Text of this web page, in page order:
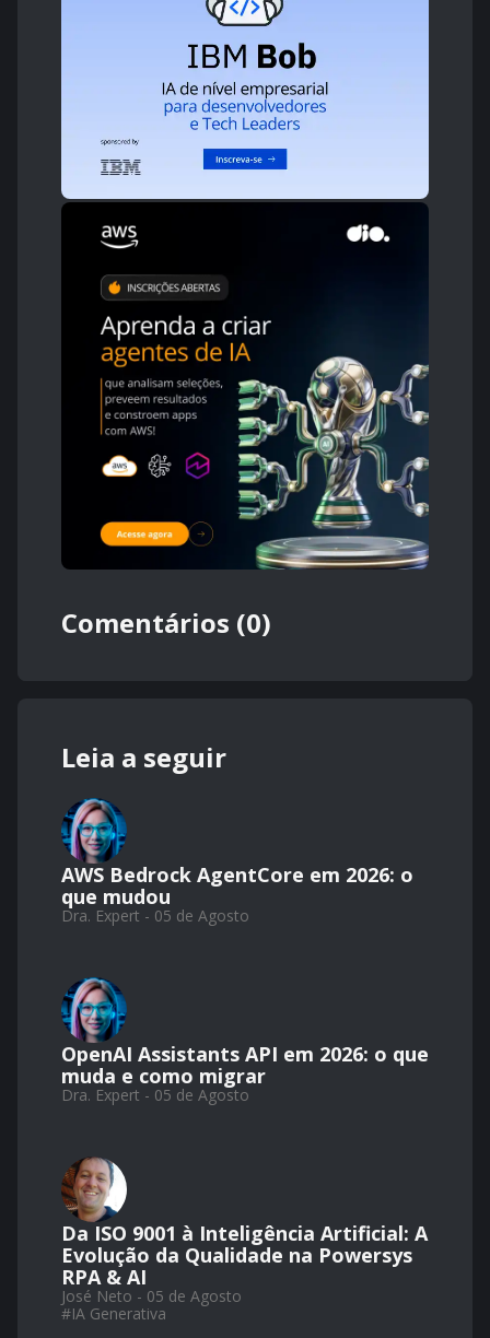
Comentários (0)
Leia a seguir
AWS Bedrock AgentCore em 2026: o
que mudou
Dra. Expert - 05 de Agosto
OpenAI Assistants API em 2026: o que
muda e como migrar
Dra. Expert - 05 de Agosto
Da ISO 9001 à Inteligência Artificial: A
Evolução da Qualidade na Powersys
RPA & AI
José Neto - 05 de Agosto
#IA Generativa